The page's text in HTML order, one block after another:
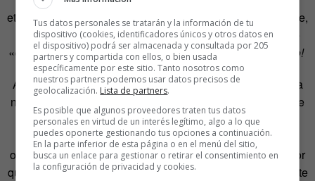
etimología.Kiviene del verbokimasuque es poner/ponerse,
normalmente una prenda de ropa;monoes cosa. Así que
«cosa que se pone» da como resultado kimono. ¡Quí mono!
Aunque hace años que no vemos uno y probablemente ya
ni se vendan, salvo en páginas web concretas o tiendas de
retro gaming, todos hemos tenido alguna vez en nuestro
mano untamagotchi.Ese aparatito pequeño con forma
ovalada que había que cuidar y alimentar. Bien, ¿sabes por
qué tiene forma de huevo? Porque tamago es, precisamente
Tus datos personales se tratarán y la información de tu
dispositivo (cookies, identificadores únicos y otros datos en
el dispositivo) podrá ser almacenada y consultada por 205
partners y compartida con ellos, o bien usada
específicamente por este sitio. Tanto nosotros como
nuestros partners podemos usar datos precisos de
geolocalización. Lista de partners.
Es posible que algunos proveedores traten tus datos
personales en virtud de un interés legítimo, algo a lo que
puedes oponerte gestionando tus opciones a continuación.
En la parte inferior de esta página o en el menú del sitio,
busca un enlace para gestionar o retirar el consentimiento en
la configuración de privacidad y cookies.